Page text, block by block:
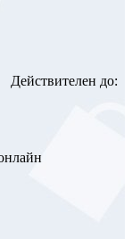
Действителен до: